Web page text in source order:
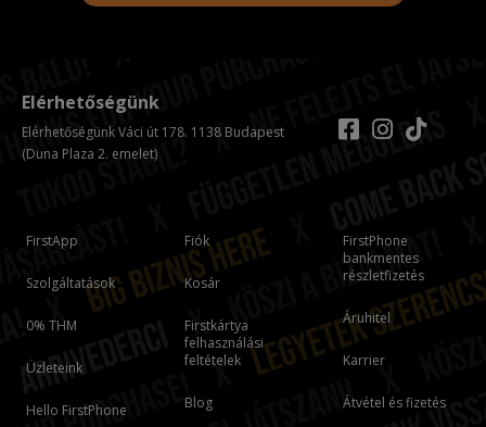
FirstApp
Szolgáltatások
0% THM
Üzleteink
Hello FirstPhone
Fiók
Kosár
Firstkártya
felhasználási
feltételek
Blog
FirstPhone
bankmentes
részletfizetés
Áruhitel
Karrier
Átvétel és fizetés
Elérhetőségünk
Elérhetőségünk Váci út 178. 1138 Budapest
(Duna Plaza 2. emelet)